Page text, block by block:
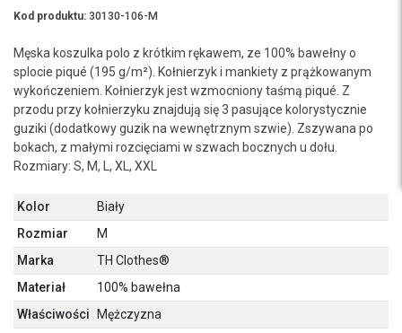
Kod produktu: 30130-106-M
Męska koszulka polo z krótkim rękawem, ze 100% bawełny o
splocie piqué (195 g/m²). Kołnierzyk i mankiety z prążkowanym
wykończeniem. Kołnierzyk jest wzmocniony taśmą piqué. Z
przodu przy kołnierzyku znajdują się 3 pasujące kolorystycznie
guziki (dodatkowy guzik na wewnętrznym szwie). Zszywana po
bokach, z małymi rozcięciami w szwach bocznych u dołu.
Rozmiary: S, M, L, XL, XXL
Kolor
Biały
Rozmiar
M
Marka
TH Clothes®
Materiał
100% bawełna
Właściwości
Mężczyzna